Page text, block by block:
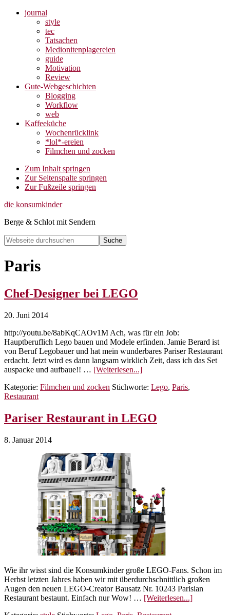
journal
style
tec
Tatsachen
Medionitenplagereien
guide
Motivation
Review
Gute-Webgeschichten
Blogging
Workflow
web
Kaffeeküche
Wochenrücklink
*lol*-ereien
Filmchen und zocken
Zum Inhalt springen
Zur Seitenspalte springen
Zur Fußzeile springen
die konsumkinder
Berge & Schlot mit Sendern
Webseite
durchsuchen
Search
Paris
Chef-Designer bei LEGO
20. Juni 2014
http://youtu.be/8abKqCAOv1M Ach, was für ein Job:
Hauptberuflich Lego bauen und Modele erfinden. Jamie Berard ist
von Beruf Legobauer und hat mein wunderbares Pariser Restaurant
erdacht. Jetzt wird es dann langsam wirklich Zeit, dass ich das Set
auspacke und aufbaue!! … [Weiterlesen...]ÜberChef-
bei
Kategorie: Filmchen und zocken Stichworte: Lego, Paris,
Restaurant
Pariser Restaurant in LEGO
8. Januar 2014
Wie ihr wisst sind die Konsumkinder große LEGO-Fans. Schon im
Herbst letzten Jahres haben wir mit überdurchschnittlich großen
Augen den neuen LEGO-Creator Bausatz Nr. 10243 Parisian
Restaurant bestaunt. Einfach nur Wow! … [Weiterlesen...]ÜberPariser